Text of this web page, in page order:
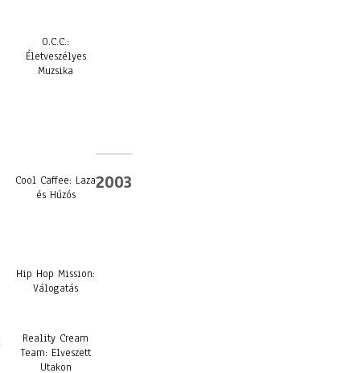
O.C.C.:
Életveszélyes
Muzsika
Cool Caffee: Laza
és Húzós
Hip Hop Mission:
Válogatás
Reality Cream
Team: Elveszett
Utakon
2003